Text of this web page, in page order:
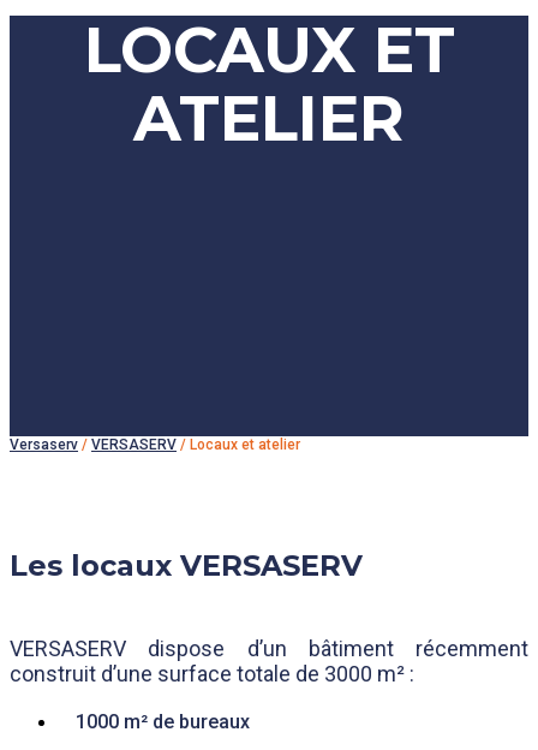
LOCAUX ET
ATELIER
Versaserv / VERSASERV / Locaux et atelier
Les locaux VERSASERV
VERSASERV dispose d’un bâtiment récemment
construit d’une surface totale de 3000 m² :
1000 m² de bureaux